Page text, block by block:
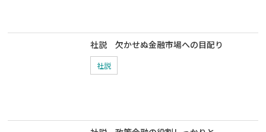
社説 欠かせぬ金融市場への目配り
社説